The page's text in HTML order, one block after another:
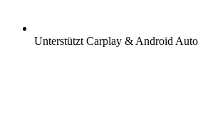
Unterstützt Carplay & Android Auto